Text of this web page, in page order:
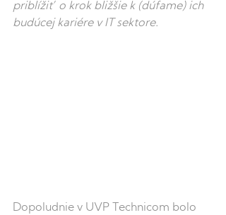
priblížiť o krok bližšie k (dúfame) ich
budúcej kariére v IT sektore.
Dopoludnie v UVP Technicom bolo